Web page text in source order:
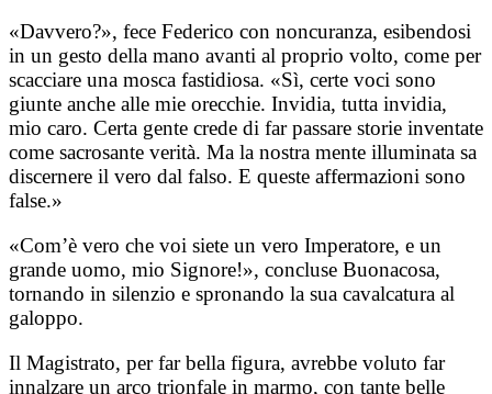
«Davvero?», fece Federico con noncuranza, esibendosi
in un gesto della mano avanti al proprio volto, come per
scacciare una mosca fastidiosa. «Sì, certe voci sono
giunte anche alle mie orecchie. Invidia, tutta invidia,
mio caro. Certa gente crede di far passare storie inventate
come sacrosante verità. Ma la nostra mente illuminata sa
discernere il vero dal falso. E queste affermazioni sono
false.»
«Com’è vero che voi siete un vero Imperatore, e un
grande uomo, mio Signore!», concluse Buonacosa,
tornando in silenzio e spronando la sua cavalcatura al
galoppo.
Il Magistrato, per far bella figura, avrebbe voluto far
innalzare un arco trionfale in marmo, con tante belle